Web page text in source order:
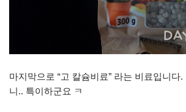
마지막으로 “고 칼슘비료” 라는 비료입니다
니.. 특이하군요 ㅋ